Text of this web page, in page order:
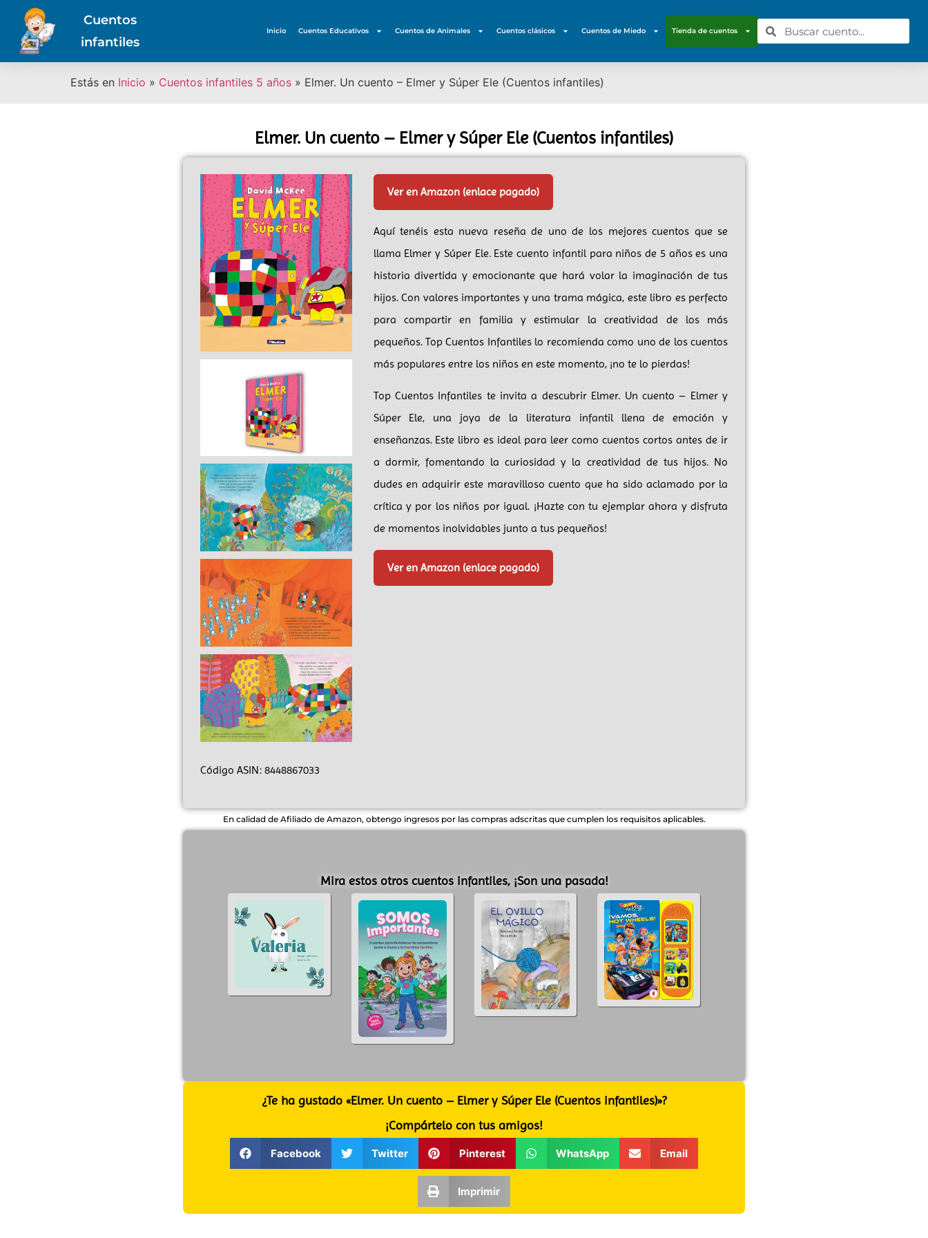
Cuentos
infantiles
Inicio Cuentos Educativos Cuentos de Animales Cuentos clásicos Cuentos de Miedo Tienda de cuentos
Estás en Inicio » Cuentos infantiles 5 años » Elmer. Un cuento – Elmer y Súper Ele (Cuentos infantiles)
Elmer. Un cuento – Elmer y Súper Ele (Cuentos infantiles)
Código ASIN: 8448867033
Ver en Amazon (enlace pagado)
Aquí tenéis esta nueva reseña de uno de los mejores cuentos que se
llama Elmer y Súper Ele. Este cuento infantil para niños de 5 años es una
historia divertida y emocionante que hará volar la imaginación de tus
hijos. Con valores importantes y una trama mágica, este libro es perfecto
para compartir en familia y estimular la creatividad de los más
pequeños. Top Cuentos Infantiles lo recomienda como uno de los cuentos
más populares entre los niños en este momento, ¡no te lo pierdas!
Top Cuentos Infantiles te invita a descubrir Elmer. Un cuento – Elmer y
Súper Ele, una joya de la literatura infantil llena de emoción y
enseñanzas. Este libro es ideal para leer como cuentos cortos antes de ir
a dormir, fomentando la curiosidad y la creatividad de tus hijos. No
dudes en adquirir este maravilloso cuento que ha sido aclamado por la
crítica y por los niños por igual. ¡Hazte con tu ejemplar ahora y disfruta
de momentos inolvidables junto a tus pequeños!
Ver en Amazon (enlace pagado)
En calidad de Afiliado de Amazon, obtengo ingresos por las compras adscritas que cumplen los requisitos aplicables.
Mira estos otros cuentos infantiles, ¡Son una pasada!
¿Te ha gustado «Elmer. Un cuento – Elmer y Súper Ele (Cuentos infantiles)»?
¡Compártelo con tus amigos!
Facebook Twitter Pinterest WhatsApp Email
Imprimir